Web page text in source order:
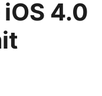
4.0